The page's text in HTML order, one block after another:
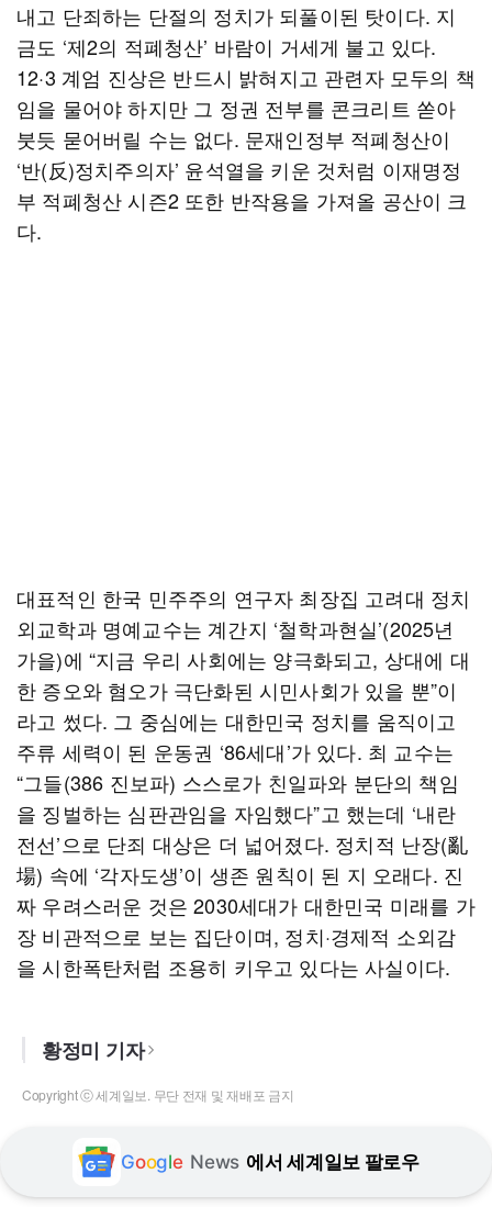
내고 단죄하는 단절의 정치가 되풀이된 탓이다. 지
금도 ‘제2의 적폐청산’ 바람이 거세게 불고 있다.
12·3 계엄 진상은 반드시 밝혀지고 관련자 모두의 책
임을 물어야 하지만 그 정권 전부를 콘크리트 쏟아
붓듯 묻어버릴 수는 없다. 문재인정부 적폐청산이
‘반(反)정치주의자’ 윤석열을 키운 것처럼 이재명정
부 적폐청산 시즌2 또한 반작용을 가져올 공산이 크
다.
대표적인 한국 민주주의 연구자 최장집 고려대 정치
외교학과 명예교수는 계간지 ‘철학과현실’(2025년
가을)에 “지금 우리 사회에는 양극화되고, 상대에 대
한 증오와 혐오가 극단화된 시민사회가 있을 뿐”이
라고 썼다. 그 중심에는 대한민국 정치를 움직이고
주류 세력이 된 운동권 ‘86세대’가 있다. 최 교수는
“그들(386 진보파) 스스로가 친일파와 분단의 책임
을 징벌하는 심판관임을 자임했다”고 했는데 ‘내란
전선’으로 단죄 대상은 더 넓어졌다. 정치적 난장(亂
場) 속에 ‘각자도생’이 생존 원칙이 된 지 오래다. 진
짜 우려스러운 것은 2030세대가 대한민국 미래를 가
장 비관적으로 보는 집단이며, 정치·경제적 소외감
을 시한폭탄처럼 조용히 키우고 있다는 사실이다.
황정미 기자
Copyright ⓒ 세계일보. 무단 전재 및 재배포 금지
Google News 에서 세계일보 팔로우